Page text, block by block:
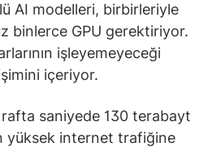
AI modelleri, birbirleriyle
binlerce GPU gerektiriyor.
işleyemeyeceği
içeriyor.
saniyede 130 terabayt
yüksek internet trafiğine